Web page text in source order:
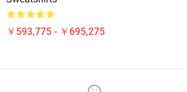
￥593,775 - ￥695,275